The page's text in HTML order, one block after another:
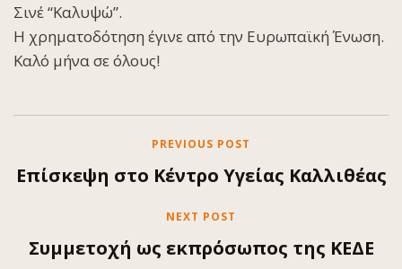
Σινέ “Καλυψώ”.
Η χρηματοδότηση έγινε από την Ευρωπαϊκή Ένωση.
Καλό μήνα σε όλους!
PREVIOUS POST
Επίσκεψη στο Κέντρο Υγείας Καλλιθέας
NEXT POST
Συμμετοχή ως εκπρόσωπος της ΚΕΔΕ